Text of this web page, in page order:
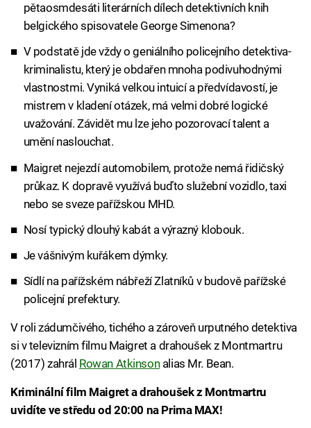
pětaosmdesáti literárních dílech detektivních knih
belgického spisovatele George Simenona?
V podstatě jde vždy o geniálního policejního detektiva-
kriminalistu, který je obdařen mnoha podivuhodnými
vlastnostmi. Vyniká velkou intuicí a předvídavostí, je
mistrem v kladení otázek, má velmi dobré logické
uvažování. Závidět mu lze jeho pozorovací talent a
umění naslouchat.
Maigret nejezdí automobilem, protože nemá řidičský
průkaz. K dopravě využívá buďto služební vozidlo, taxi
nebo se sveze pařížskou MHD.
Nosí typický dlouhý kabát a výrazný klobouk.
Je vášnivým kuřákem dýmky.
Sídlí na pařížském nábřeží Zlatníků v budově pařížské
policejní prefektury.
V roli zádumčivého, tichého a zároveň urputného detektiva
si v televizním filmu Maigret a drahoušek z Montmartru
(2017) zahrál Rowan Atkinsonalias Mr. Bean.
Kriminální film Maigret a drahoušek z Montmartru
uvidíte ve středu od 20:00 na Prima MAX!